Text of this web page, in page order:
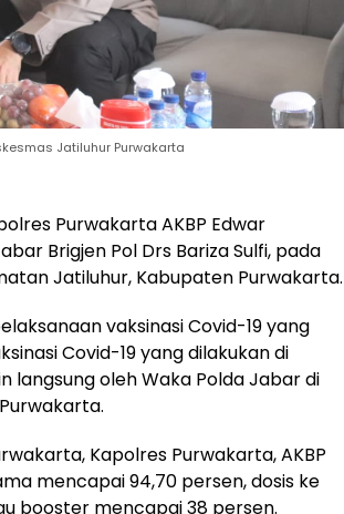
Jatiluhur Purwakarta
Purwakarta AKBP Edwar
Brigjen Pol Drs Bariza Sulfi, pada
Jatiluhur, Kabupaten Purwakarta.
vaksinasi Covid-19 yang
Covid-19 yang dilakukan di
oleh Waka Polda Jabar di
Kapolres Purwakarta, AKBP
mencapai 94,70 persen, dosis ke
booster mencapai 38 persen.
Hukum
Hasil Operasi
Kejahatan
Jalanan, Polsek
Serang Baru
Serahkan Motor
Hukum
Detik-Detik
Menegangkan
Ibu-Ibu Hadang
Lolos di Tengah
Keramaian!